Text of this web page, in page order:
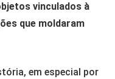
vinculados à
que moldaram
em especial por